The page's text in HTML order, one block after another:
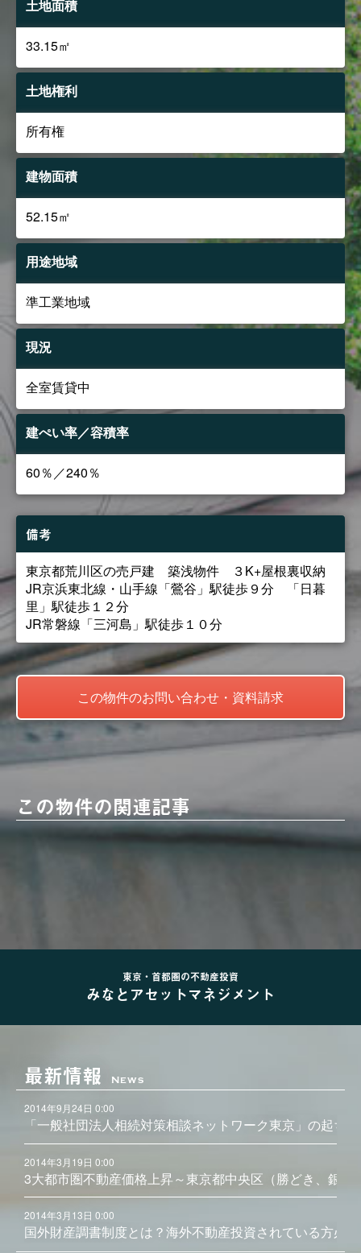
土地面積
33.15㎡
土地権利
所有権
建物面積
52.15㎡
用途地域
準工業地域
現況
全室賃貸中
建ぺい率／容積率
60％／240％
備考
東京都荒川区の売戸建 築浅物件 ３K+屋根裏収納
JR京浜東北線・山手線「鶯谷」駅徒歩９分 「日暮
里」駅徒歩１２分
JR常磐線「三河島」駅徒歩１０分
この物件の関連記事
東京・首都圏の不動産投資
みなとアセットマネジメント
最新情報 News
2014年9月24日 0:00
「一般社団法人相続対策相談ネットワーク東京」の起ち
2014年3月19日 0:00
3大都市圏不動産価格上昇～東京都中央区（勝どき、銀座
2014年3月13日 0:00
国外財産調書制度とは？海外不動産投資されている方必見